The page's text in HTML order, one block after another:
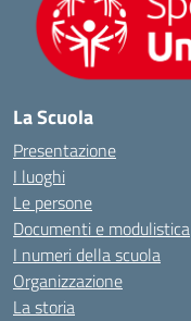
La Scuola
Presentazione
I luoghi
Le persone
Documenti e modulistica
I numeri della scuola
Organizzazione
La storia